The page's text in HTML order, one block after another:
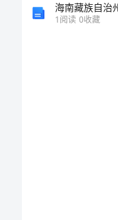
1阅读 0收藏